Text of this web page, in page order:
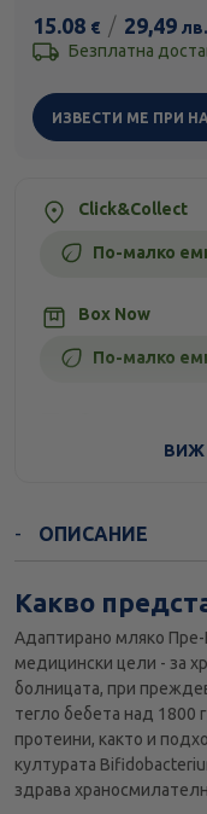
15.08 € / 29,49 лв.
Безплатна
ИЗВЕСТИ МЕ ПРИ
Click&Collect
По-малко
Box Now
По-малко
ВИЖ
ОПИСАНИЕ
Какво
Адаптирано мляко Пре-
медицински цели - за
болницата, при
тегло бебета над 1800
протеини, както и
културата
здрава